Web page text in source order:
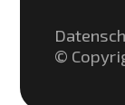
©